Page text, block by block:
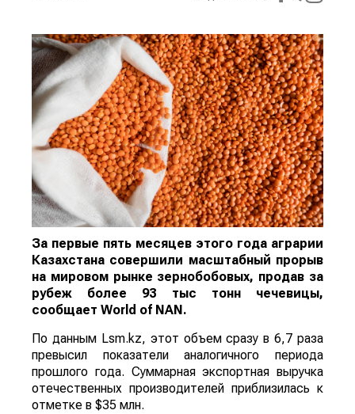
За первые пять месяцев этого года аграрии
Казахстана совершили масштабный прорыв
на мировом рынке зернобобовых, продав за
рубеж более 93 тыс тонн чечевицы,
сообщает World of NAN .
По данным Lsm.kz, этот объем сразу в 6,7 раза
превысил показатели аналогичного периода
прошлого года. Суммарная экспортная выручка
отечественных производителей приблизилась к
отметке в $35 млн.